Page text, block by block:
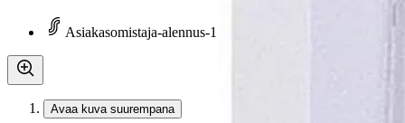
Asiakasomistaja-alennus-15 %
Avaa kuva suurempana